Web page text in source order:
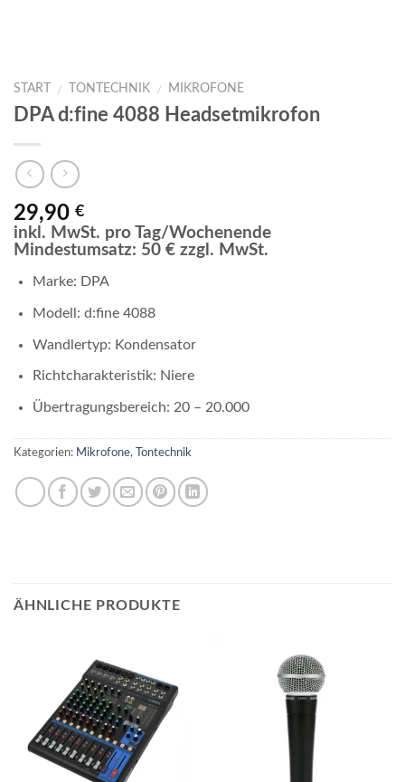
START / TONTECHNIK / MIKROFONE
DPA d:fine 4088 Headsetmikrofon
29,90 €
inkl. MwSt. pro Tag/Wochenende
Mindestumsatz: 50 € zzgl. MwSt.
Marke: DPA
Modell: d:fine 4088
Wandlertyp: Kondensator
Richtcharakteristik: Niere
Übertragungsbereich: 20 – 20.000
Kategorien: Mikrofone, Tontechnik
ÄHNLICHE PRODUKTE